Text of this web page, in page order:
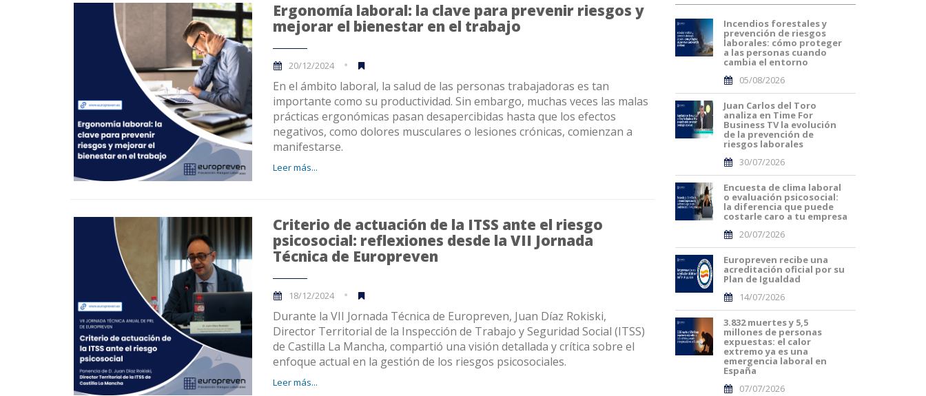
Ergonomía laboral: la clave para prevenir riesgos y
mejorar el bienestar en el trabajo
20/12/2024
En el ámbito laboral, la salud de las personas trabajadoras es tan
importante como su productividad. Sin embargo, muchas veces las malas
prácticas ergonómicas pasan desapercibidas hasta que los efectos
negativos, como dolores musculares o lesiones crónicas, comienzan a
manifestarse.
Leer más...
Criterio de actuación de la ITSS ante el riesgo
psicosocial: reflexiones desde la VII Jornada
Técnica de Europreven
18/12/2024
Durante la VII Jornada Técnica de Europreven, Juan Díaz Rokiski,
Director Territorial de la Inspección de Trabajo y Seguridad Social (ITSS)
de Castilla La Mancha, compartió una visión detallada y crítica sobre el
enfoque actual en la gestión de los riesgos psicosociales.
Leer más...
Incendios forestales y
prevención de riesgos
laborales: cómo proteger
a las personas cuando
cambia el entorno
05/08/2026
Juan Carlos del Toro
analiza en Time For
Business TV la evolución
de la prevención de
riesgos laborales
30/07/2026
Encuesta de clima laboral
o evaluación psicosocial:
la diferencia que puede
costarle caro a tu empresa
20/07/2026
Europreven recibe una
acreditación oficial por su
Plan de Igualdad
14/07/2026
3.832 muertes y 5,5
millones de personas
expuestas: el calor
extremo ya es una
emergencia laboral en
España
07/07/2026